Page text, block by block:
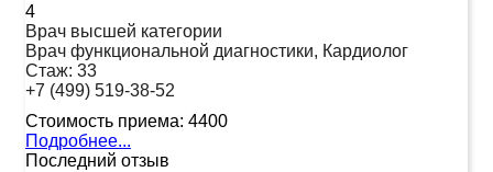
4
Врач высшей категории
Врач функциональной диагностики, Кардиолог
Стаж: 33
+7 (499) 519-38-52
Стоимость приема: 4400
Подробнее...
Последний отзыв